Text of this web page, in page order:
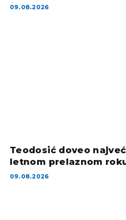
09.08.2026
Teodosić doveo
letnom prelaznom
09.08.2026